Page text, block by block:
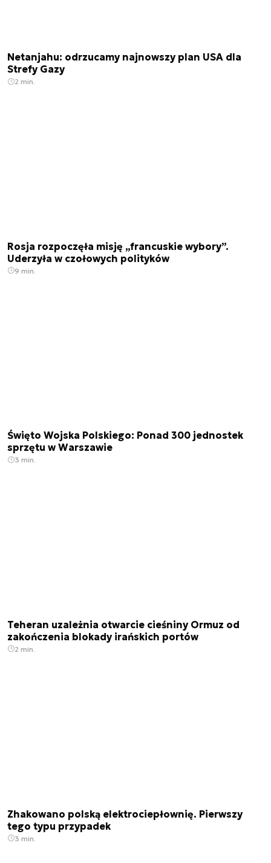
Netanjahu: odrzucamy najnowszy plan USA dla
Strefy Gazy
2 min.
Rosja rozpoczęła misję „francuskie wybory”.
Uderzyła w czołowych polityków
9 min.
Święto Wojska Polskiego: Ponad 300 jednostek
sprzętu w Warszawie
3 min.
Teheran uzależnia otwarcie cieśniny Ormuz od
zakończenia blokady irańskich portów
2 min.
Zhakowano polską elektrociepłownię. Pierwszy
tego typu przypadek
3 min.